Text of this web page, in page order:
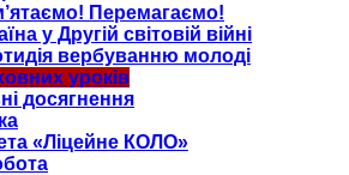
Перемагаємо!
у Другій світовій війні
вербуванню молоді
уроків
досягнення
«Ліцейне КОЛО»